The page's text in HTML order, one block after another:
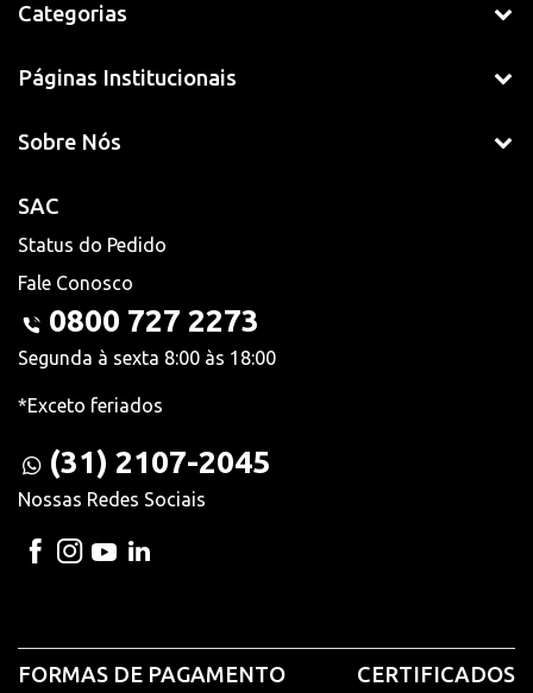
Categorias
Páginas Institucionais
Sobre Nós
SAC
Status do Pedido
Fale Conosco
0800 727 2273
Segunda à sexta 8:00 às 18:00
*Exceto feriados
(31) 2107-2045
Nossas Redes Sociais
FORMAS DE PAGAMENTO CERTIFICADOS